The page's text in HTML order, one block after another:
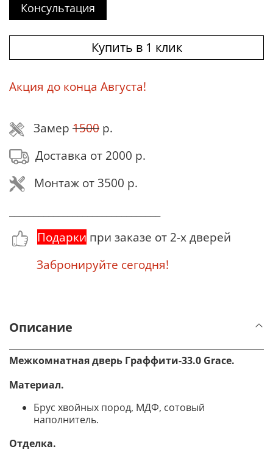
Консультация
Купить в 1 клик
Акция до конца Августа!
Замер 1500 р.
Доставка от 2000 р.
Монтаж от 3500 р.
Подарки при заказе от 2-х дверей
Забронируйте сегодня!
Описание
Межкомнатная дверь Граффити-33.0 Grace.
Материал.
Брус хвойных пород, МДФ, сотовый
наполнитель.
Отделка.